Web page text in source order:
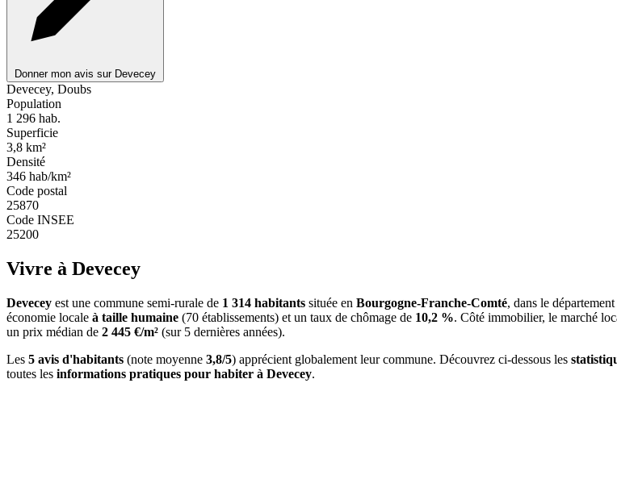
Donner mon avis sur Devecey
Devecey, Doubs
Population
1 296 hab.
Superficie
3,8 km²
Densité
346 hab/km²
Code postal
25870
Code INSEE
25200
Vivre à Devecey
Devecey est une commune semi-rurale de 1 314 habitants située en Bourgogne-Franche-Comté, dans le
économie locale à taille humaine (70 établissements) et un taux de chômage de 10,2 %. Côté immobilier, le marché
un prix médian de 2 445 €/m² (sur 5 dernières années).
Les 5 avis d'habitants (note moyenne 3,8/5) apprécient globalement leur commune. Découvrez ci-dessous les
toutes les informations pratiques pour habiter à Devecey.